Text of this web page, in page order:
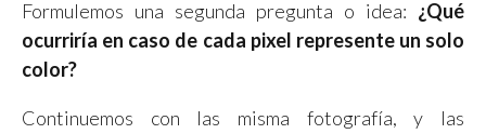
Formulemos una segunda pregunta o idea: ¿Qué
ocurriría en caso de cada pixel represente un solo
color?
Continuemos con las misma fotografía, y las